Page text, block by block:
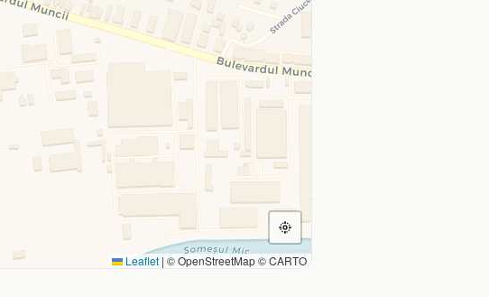
Leaflet | © OpenStreetMap © CARTO